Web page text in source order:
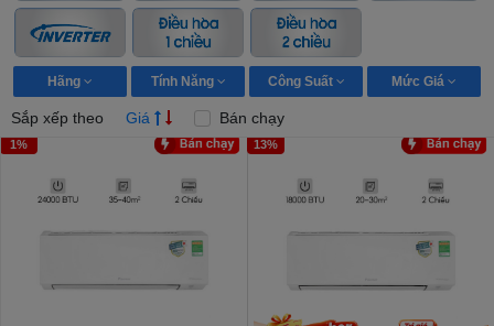
Hãng Tính Năng Công Suất Mức Giá
Sắp xếp theo Giá Bán chạy
1% 13%